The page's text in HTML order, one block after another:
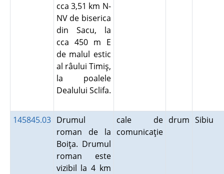
cca 3,51 km N-
NV de biserica
din Sacu, la
cca 450 m E
de malul estic
al râului Timiş,
la poalele
Dealului Sclifa.
145845.03 Drumul
roman de la
Boiţa. Drumul
roman este
vizibil la 4 km
cale de
comunicaţie
drum Sibiu